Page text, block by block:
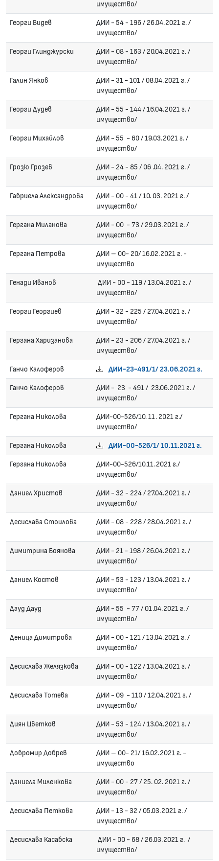
имущество/
Георги Видев
ДИИ - 54 - 196 / 26.04.2021 г. /
имущество/
Георги Глинджурски
ДИИ - 08 - 163 / 20.04.2021 г. /
имущество/
Галин Янков
ДИИ - 31 - 101 / 08.04.2021 г. /
имущество/
Георги Дудев
ДИИ - 55 - 144 / 16.04.2021 г. /
имущество/
Георги Михайлов
ДИИ - 55 - 60 / 19.03.2021 г. /
имущество/
Грозю Грозев
ДИИ - 24 - 85 / 06 .04. 2021 г. /
имущество/
Габриела Александрова
ДИИ - 00 - 41 / 10. 03. 2021 г. /
имущество/
Гергана Миланова
ДИИ - 00 - 73 / 29.03.2021 г. /
имущество/
Гергана Петрова
ДИИ – 00- 20/ 16.02.2021 г. -
имущество
Генади Иванов
ДИИ - 00 - 119 / 13.04.2021 г. /
имущество/
Георги Георгиев
ДИИ - 32 - 225 / 27.04.2021 г. /
имущество/
Гергана Харизанова
ДИИ - 23 - 206 / 27.04.2021 г. /
имущество/
Ганчо Калоферов ДИИ-23-491/1/ 23.06.2021 г.
Ганчо Калоферов
ДИИ - 23 - 491 / 23.06.2021 г. /
имущество/
Гергана Николова
ДИИ-00-526/10. 11. 2021 г./
имущество/
Гергана Николова ДИИ-00-526/1/ 10.11.2021 г.
Гергана Николова
ДИИ-00-526/10.11.2021 г./
имущество/
Даниел Христов
ДИИ - 32 - 224 / 27.04.2021 г. /
имущество/
Десислава Стоилова
ДИИ - 08 - 228 / 28.04.2021 г. /
имущество/
Димитрина Боянова
ДИИ - 21 - 198 / 26.04.2021 г. /
имущество/
Даниел Костов
ДИИ - 53 - 123 / 13.04.2021 г. /
имущество/
Дауд Дауд
ДИИ - 55 - 77 / 01.04.2021 г. /
имущество/
Деница Димитрова
ДИИ - 00 - 121 / 13.04.2021 г. /
имущество/
Десислава Желязкова
ДИИ - 00 - 122 / 13.04.2021 г. /
имущество/
Десислава Тотева
ДИИ - 09 - 110 / 12.04.2021 г. /
имущество/
Диян Цветков
ДИИ - 53 - 124 / 13.04.2021 г. /
имущество/
Добромир Добрев
ДИИ – 00- 21/ 16.02.2021 г. -
имущество
Даниела Миленкова
ДИИ - 00 - 27 / 25. 02. 2021 г. /
имущество/
Десислава Петкова
ДИИ - 13 - 32 / 05.03.2021 г. /
имущество/
Десислава Касабска
ДИИ - 00 - 68 / 26.03.2021 г. /
имущество/